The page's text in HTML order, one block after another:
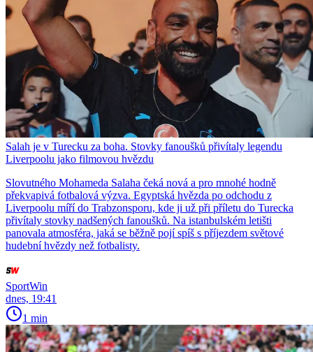
Salah je v Turecku za boha. Stovky fanoušků přivítaly legendu
Liverpoolu jako filmovou hvězdu
Slovutného Mohameda Salaha čeká nová a pro mnohé hodně
překvapivá fotbalová výzva. Egyptská hvězda po odchodu z
Liverpoolu míří do Trabzonsporu, kde ji už při příletu do Turecka
přivítaly stovky nadšených fanoušků. Na istanbulském letišti
panovala atmosféra, jaká se běžně pojí spíš s příjezdem světové
hudební hvězdy než fotbalisty.
SportWin
dnes, 19:41
1 min